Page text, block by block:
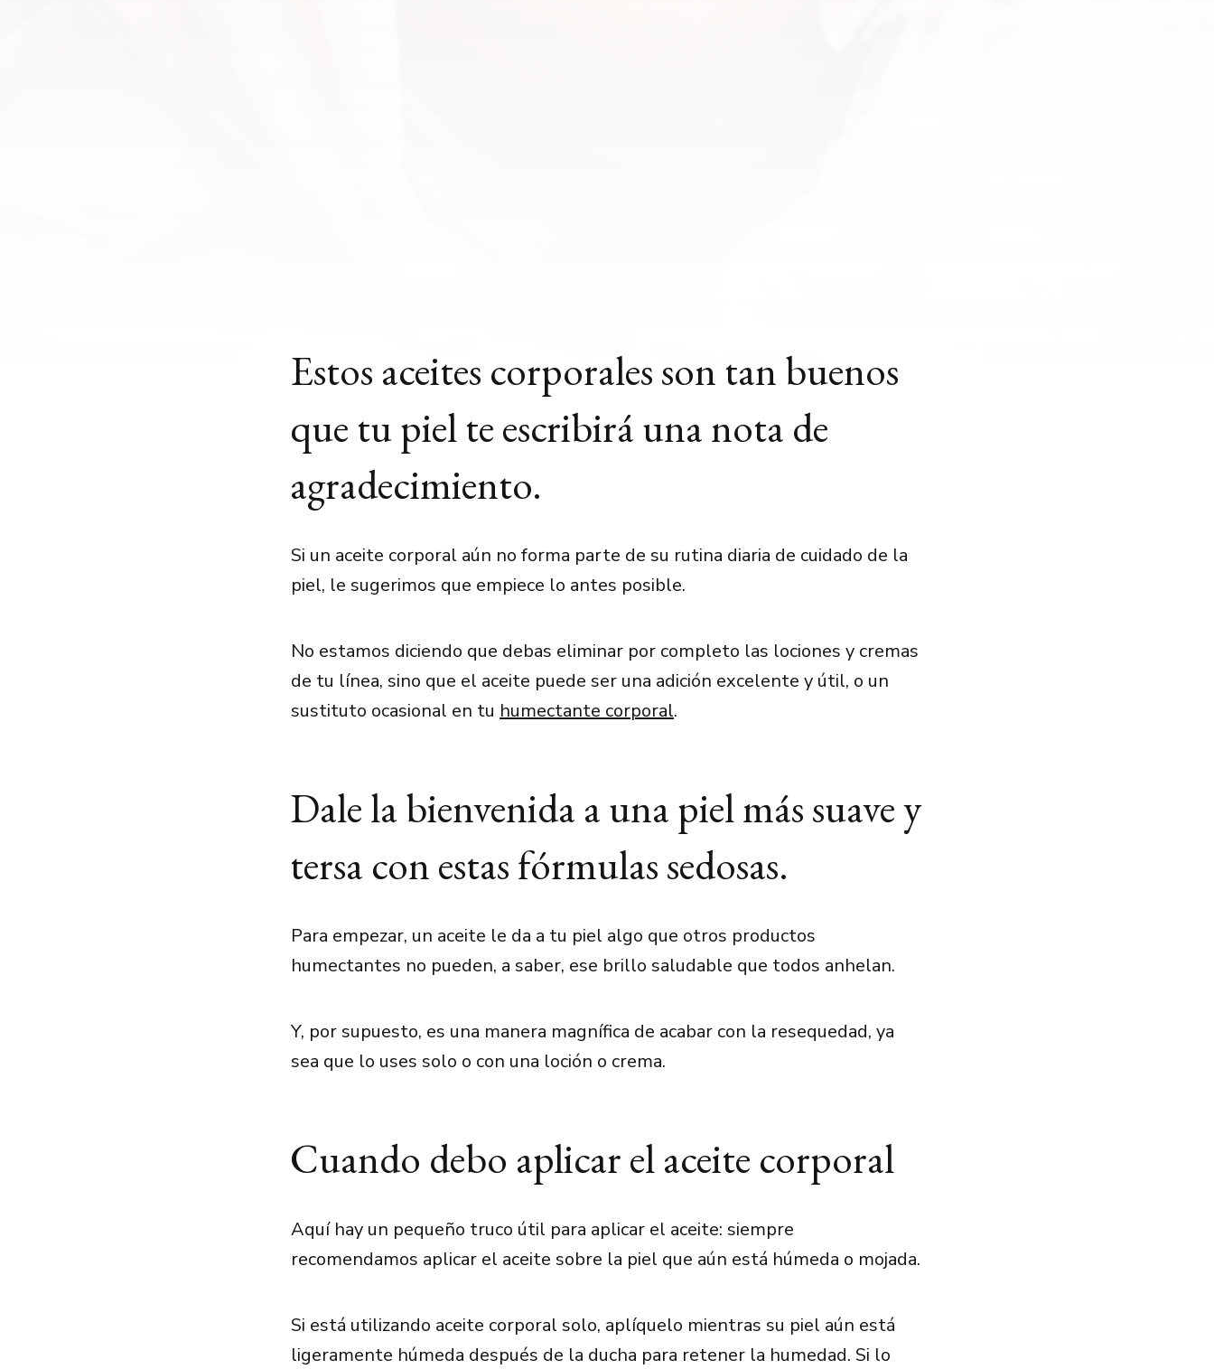
Estos aceites corporales son tan buenos
que tu piel te escribirá una nota de
agradecimiento.
Si un aceite corporal aún no forma parte de su rutina diaria de cuidado de la
piel, le sugerimos que empiece lo antes posible.
No estamos diciendo que debas eliminar por completo las lociones y cremas
de tu línea, sino que el aceite puede ser una adición excelente y útil, o un
sustituto ocasional en tu humectante corporal.
Dale la bienvenida a una piel más suave y
tersa con estas fórmulas sedosas.
Para empezar, un aceite le da a tu piel algo que otros productos
humectantes no pueden, a saber, ese brillo saludable que todos anhelan.
Y, por supuesto, es una manera magnífica de acabar con la resequedad, ya
sea que lo uses solo o con una loción o crema.
Cuando debo aplicar el aceite corporal
Aquí hay un pequeño truco útil para aplicar el aceite: siempre
recomendamos aplicar el aceite sobre la piel que aún está húmeda o mojada.
Si está utilizando aceite corporal solo, aplíquelo mientras su piel aún está
ligeramente húmeda después de la ducha para retener la humedad. Si lo